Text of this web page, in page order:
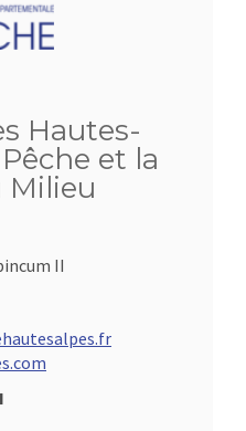
Hautes-
et la
Milieu
II